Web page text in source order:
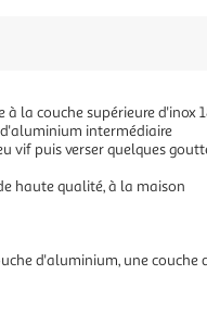
la couche supérieure
intermédiaire
puis verser quelques
haute qualité, à la maison
d'aluminium, une couche